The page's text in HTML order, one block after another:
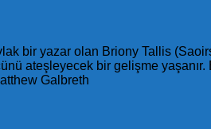
bir yazar olan Briony Tallis
ateşleyecek bir gelişme
Galbreth